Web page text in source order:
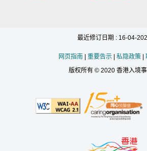
最近修订日期 : 16-04-
网页指南 重要告示| 私隐政策|
版权所有 © 2020 香港入境